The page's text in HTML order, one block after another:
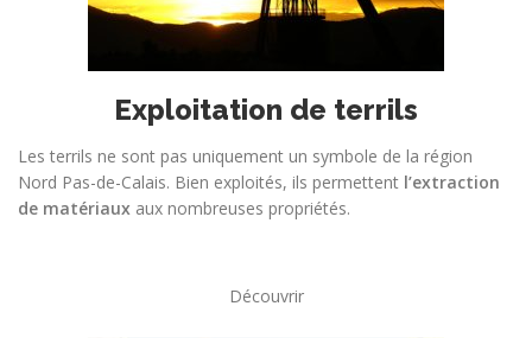
Exploitation de terrils
Les terrils ne sont pas uniquement un symbole de la région
Nord Pas-de-Calais. Bien exploités, ils permettent l’extraction
de matériaux aux nombreuses propriétés.
Découvrir